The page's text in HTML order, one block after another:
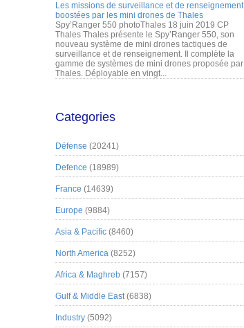
Les missions de surveillance et de renseignement
boostées par les mini drones de Thales
Spy’Ranger 550 photoThales 18 juin 2019 CP
Thales Thales présente le Spy’Ranger 550, son
nouveau système de mini drones tactiques de
surveillance et de renseignement. Il complète la
gamme de systèmes de mini drones proposée par
Thales. Déployable en vingt...
Categories
Défense (20241)
Defence (18989)
France (14639)
Europe (9884)
Asia & Pacific (8460)
North America (8252)
Africa & Maghreb (7157)
Gulf & Middle East(6838)
Industry (5092)